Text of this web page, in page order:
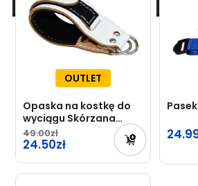
Opaska na kostkę do
wyciągu Skórzana
Just7Gym – OUTLET
49.00
Pierwotna
cena
wynosiła:
24.50
Aktualna
cena
OUTLET